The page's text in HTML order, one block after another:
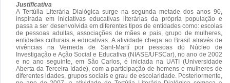
Justificativa
A Tertúlia Literária Dialógica surge na segunda metade dos anos 90,
inspirada em iniciativas educativas literárias da própria população e
passa a ser desenvolvida em diferentes tipos de entidades como: escolas
de pessoas adultas, associações de mães e pais, grupo de mulheres,
entidades culturais e educativas. A atividade chega ao Brasil através de
vivências na Verneda de Sant-Martí por pessoas do Núcleo de
Investigação e Ação Social e Educativa (NIASE/UFSCar), no ano de 2002
e no ano seguinte, em São Carlos, é iniciada na UATI (Universidade
Aberta da Terceira Idade), com a participação de homens e mulheres de
diferentes idades, grupos sociais e grau de escolaridade. Posteriormente,